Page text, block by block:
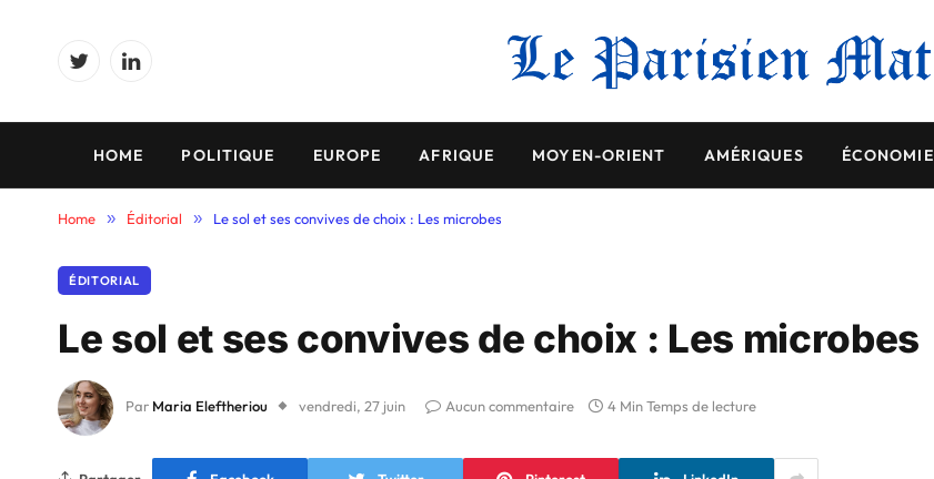
TwitterLinkedIn
HOME POLITIQUE EUROPE AFRIQUE MOYEN-ORIENT AMÉRIQUES ÉCONOMIE
Home » Éditorial » Le sol et ses convives de choix : Les microbes
ÉDITORIAL
Le sol et ses convives de choix : Les microbes
Par Maria Eleftheriou vendredi, 27 juin Aucun commentaire 4 Min Temps de lecture